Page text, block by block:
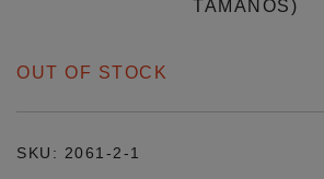
TAMAÑOS)
OUT OF STOCK
SKU: 2061-2-1